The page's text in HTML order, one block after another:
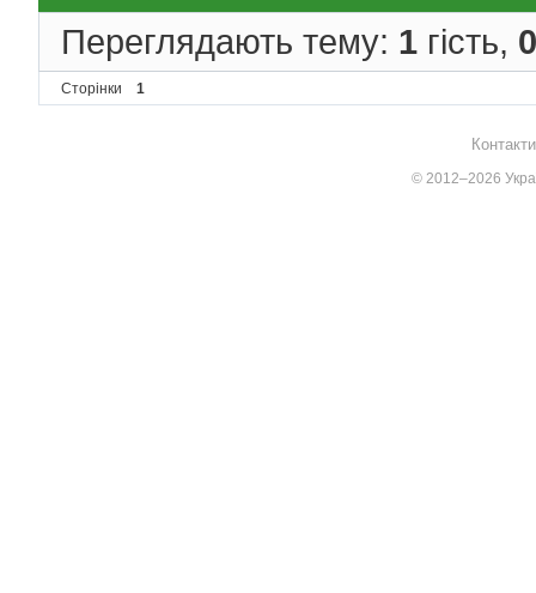
Переглядають тему: 1 гість, 0
Сторінки 1
© 2012–2026